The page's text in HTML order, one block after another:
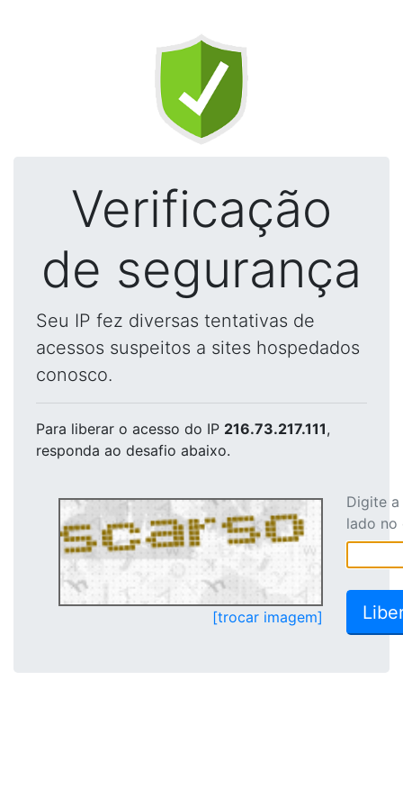
Verificação
de segurança
Seu IP fez diversas tentativas de
acessos suspeitos a sites hospedados
conosco.
Para liberar o acesso do IP 216.73.217.111,
responda ao desafio abaixo.
[trocar imagem]
Digite
lado no